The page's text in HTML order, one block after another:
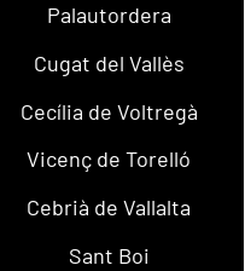
Palautordera
Cugat del Vallès
Cecília de Voltregà
Vicenç de Torelló
Cebrià de Vallalta
Sant Boi